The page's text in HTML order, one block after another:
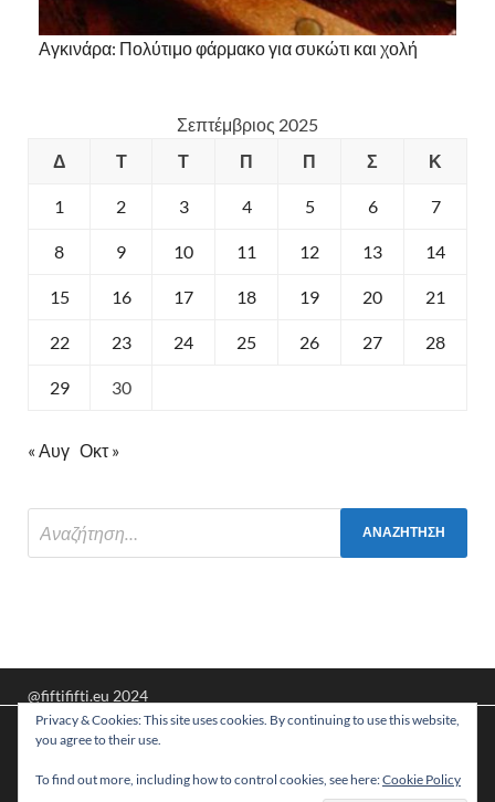
Αγκινάρα: Πολύτιμο φάρμακο για συκώτι και χολή
Σεπτέμβριος 2025
Δ
Τ Τ Π Π Σ Κ
1 2 3 4 5 6 7
8 9 10 11 12 13 14
15 16 17 18 19 20 21
22 23 24 25 26 27 28
29 30
« Αυγ Οκτ »
@fiftififti.eu 2024
Υποστηρίζεται απόWordPressκαιHitMag.
Χρησιμοποιούμε cookies για να σας προσφέρουμε τη
βέλτιστη εμπειρία πλοήγησης στον ιστότοπό μας.
Μπορείτε να μάθετε ποια cookies χρησιμοποιούμε ή να τα
απενεργοποιήσετε στιςρυθμίσεις
Privacy & Cookies: This site uses cookies. By continuing to use this website,
you agree to their use.
To find out more, including how to control cookies, see here:Cookie Policy